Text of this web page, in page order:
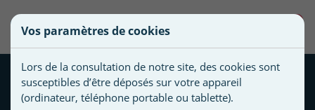
Jeu de 6 tuyaux de 1 m
TWIST LOCK Robot
Créer une nouvelle liste
une
liste
Nom de
Vous
devez
être
connecté
pour
Vos paramètres de cookies
Lors de la consultation de notre site, des cookies sont
susceptibles d’être déposés sur votre appareil
(ordinateur, téléphone portable ou tablette).